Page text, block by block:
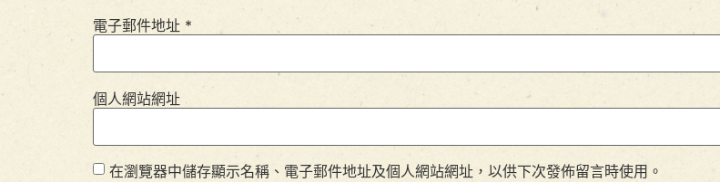
電子郵件地址 *
個人網站網址
在瀏覽器中儲存顯示名稱、電子郵件地址及個人網站網址，以供下次發佈留言時使用。